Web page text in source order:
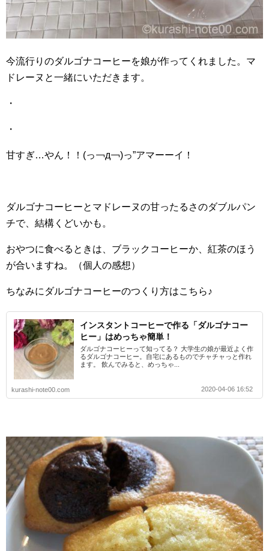
今流行りのダルゴナコーヒーを娘が作ってくれました。マ
ドレーヌと一緒にいただきます。
・
・
甘すぎ…やん！！(っ￢д￢)っ”アマーーイ！
ダルゴナコーヒーとマドレーヌの甘ったるさのダブルパン
チで、結構くどいかも。
おやつに食べるときは、ブラックコーヒーか、紅茶のほう
が合いますね。（個人の感想）
ちなみにダルゴナコーヒーのつくり方はこちら♪
インスタントコーヒーで作る「ダルゴナコー
ヒー」はめっちゃ簡単！
ダルゴナコーヒーって知ってる？ 大学生の娘が最近よく作
るダルゴナコーヒー。自宅にあるものでチャチャっと作れ
ます。 飲んでみると、めっちゃ...
kurashi-note00.com 2020-04-06 16:52